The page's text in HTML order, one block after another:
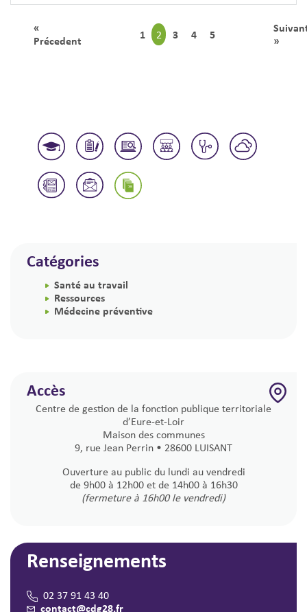
«
Précedent
1 2 3 4 5
»
Catégories
Santé au travail
Ressources
Médecine préventive
Accès
Centre de gestion de la fonction publique territoriale
d’Eure-et-Loir
Maison des communes
9, rue Jean Perrin • 28600 LUISANT
Ouverture au public du lundi au vendredi
de 9h00 à 12h00 et de 14h00 à 16h30
(fermeture à 16h00 le vendredi)
Renseignements
02 37 91 43 40
contact@cdg28.fr